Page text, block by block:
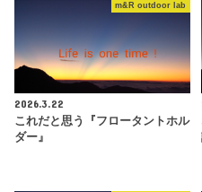
m&R outdoor lab
2026.3.22
これだと思う『フロータントホル
ダー』